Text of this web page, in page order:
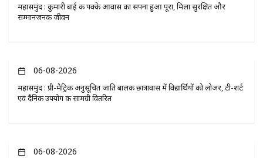
महासमुंद : कुमारी बाई की पक्के आवास का सपना हुआ पूरा, मिला सुरक्षित और
सम्मानजनक जीवन
06-08-2026
महासमुंद : प्री-मैट्रिक अनुसूचित जाति बालक छात्रावास में विद्यार्थियों को लोअर, टी-शर्ट
एवं दैनिक उपयोग की सामग्री वितरित
06-08-2026